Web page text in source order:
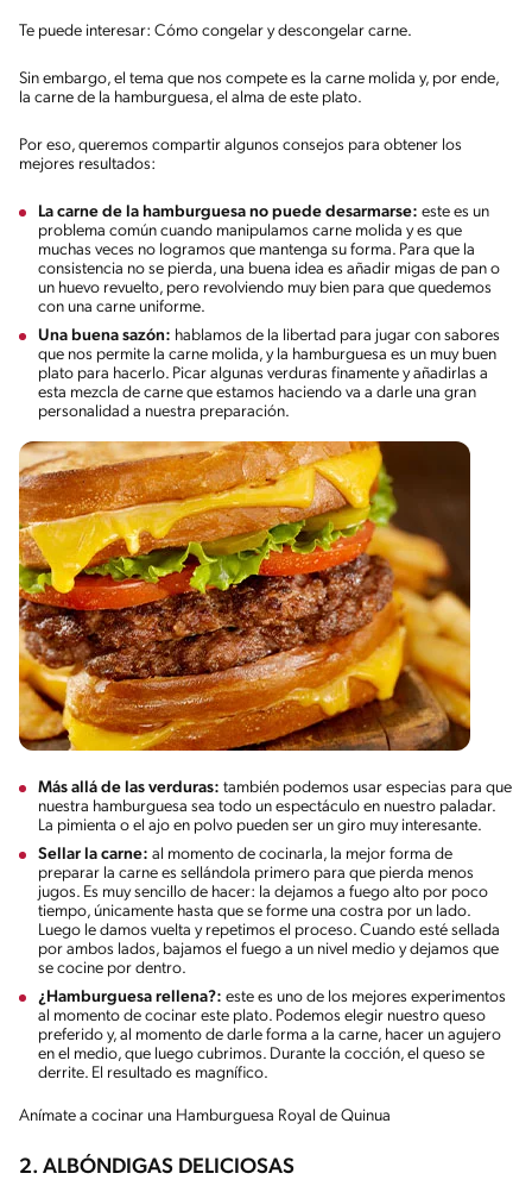
Te puede interesar: Cómo congelar y descongelar carne.
Sin embargo, el tema que nos compete es la carne molida y, por ende,
la carne de la hamburguesa, el alma de este plato.
Por eso, queremos compartir algunos consejos para obtener los
mejores resultados:
La carne de la hamburguesa no puede desarmarse: este es un
problema común cuando manipulamos carne molida y es que
muchas veces no logramos que mantenga su forma. Para que la
consistencia no se pierda, una buena idea es añadir migas de pan o
un huevo revuelto, pero revolviendo muy bien para que quedemos
con una carne uniforme.
Una buena sazón: hablamos de la libertad para jugar con sabores
que nos permite la carne molida, y la hamburguesa es un muy buen
plato para hacerlo. Picar algunas verduras finamente y añadirlas a
esta mezcla de carne que estamos haciendo va a darle una gran
personalidad a nuestra preparación.
Más allá de las verduras: también podemos usar especias para que
nuestra hamburguesa sea todo un espectáculo en nuestro paladar.
La pimienta o el ajo en polvo pueden ser un giro muy interesante.
Sellar la carne: al momento de cocinarla, la mejor forma de
preparar la carne es sellándola primero para que pierda menos
jugos. Es muy sencillo de hacer: la dejamos a fuego alto por poco
tiempo, únicamente hasta que se forme una costra por un lado.
Luego le damos vuelta y repetimos el proceso. Cuando esté sellada
por ambos lados, bajamos el fuego a un nivel medio y dejamos que
se cocine por dentro.
¿Hamburguesa rellena?: este es uno de los mejores experimentos
al momento de cocinar este plato. Podemos elegir nuestro queso
preferido y, al momento de darle forma a la carne, hacer un agujero
en el medio, que luego cubrimos. Durante la cocción, el queso se
derrite. El resultado es magnífico.
Anímate a cocinar una Hamburguesa Royal de Quinua
2. ALBÓNDIGAS DELICIOSAS